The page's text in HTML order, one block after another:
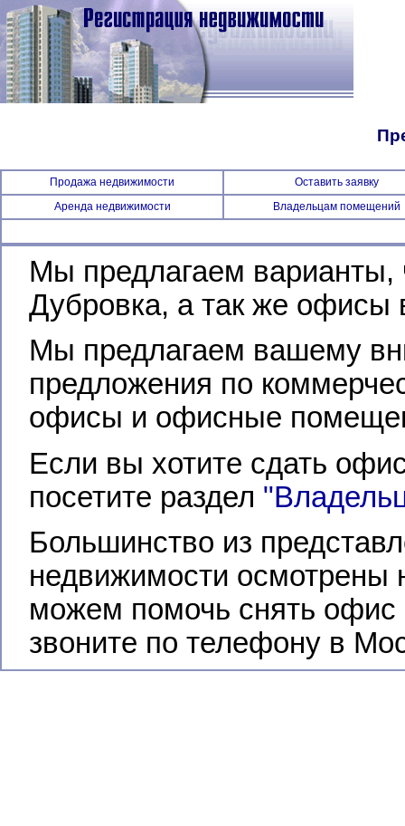
Продажа недвижимости
Оставить заявку
Аренда недвижимости
Владельцам помещений
Мы предлагаем
Дубровка, а так же офисы
Мы предлагаем вашему
предложения по
офисы и офисные
Если вы хотите сдать
посетите раздел
Большинство из
недвижимости
можем помочь снять офис
звоните по телефону в